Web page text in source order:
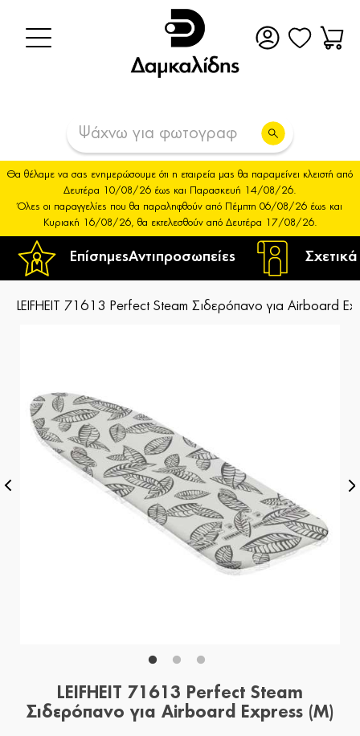
ΕπίσημεςΑντιπροσωπείες
Θα θέλαμε να σας ενημερώσουμε ότι η εταιρεία μας θα παραμείνει κλειστή από
Δευτέρα 10/08/26 έως και Παρασκευή 14/08/26.
Όλες οι παραγγελίες που θα παραληφθούν από Πέμπτη 06/08/26 έως και
Κυριακή 16/08/26, θα εκτελεσθούν από Δευτέρα 17/08/26.
LEIFHEIT 71613 Perfect Steam Σιδερόπανο για Airboard
LEIFHEIT 71613 Perfect Steam
Σιδερόπανο για Airboard Express (M)